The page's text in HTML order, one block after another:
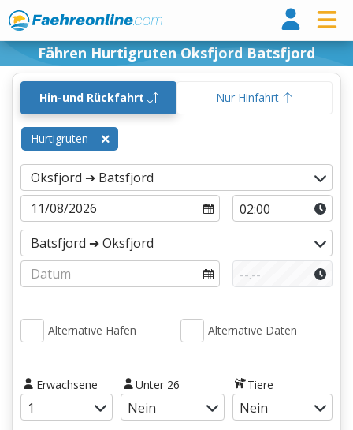
Fähren Hurtigruten Oksfjord Batsfjord
Hin-und Rückfahrt Nur Hinfahrt
Hurtigruten
Alternative Häfen Alternative Daten
Erwachsene Unter 26 Tiere